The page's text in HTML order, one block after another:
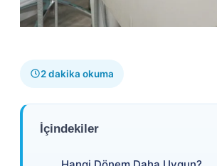
2 dakika okuma
İçindekiler